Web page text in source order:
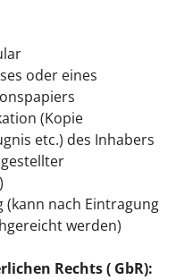
oder eines
(Kopie
etc.) des Inhabers
(kann nach Eintragung
werden)
Rechts ( GbR):